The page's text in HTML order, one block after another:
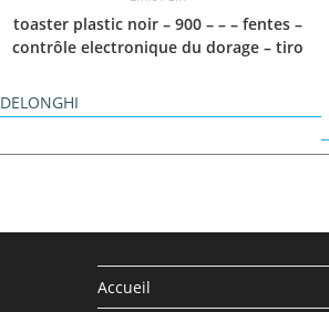
toaster plastic noir – 900 – – – fentes –
contrôle electronique du dorage – tiro
DELONGHI
Accueil